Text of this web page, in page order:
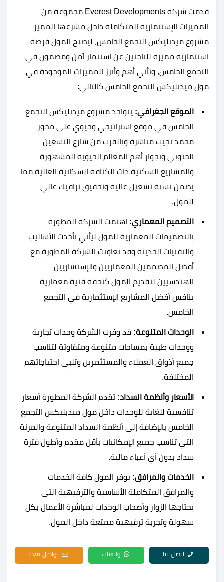
قدمت شركة Everest Developments مجموعة من
المميزات الإستثمارية المتكاملة داخل مشرعها المميز
مشروع ميدبليكس التجمع الخامس، ليصبح المول فرصة
استثمارية مميزة للباحثين عن استثمار آمن ومضمون في
التجمع الخامس، وتأتي أهم وأبرز المميزات الموجودة في
مول ميدبليكس التجمع الخامس كالتالي:
الموقع الجغرافي: يتواجد مشروع ميدبليكس التجمع
الخامس في موقع استراتيجي وحيوي على محور
محمد نجيب مباشرة وبالقرب من شارع التسعين
الجنوبي وبجوار أهم المعالم الحيوية المشهورة
والمشاريع السكنية ذات الكثافة السكانية العالية مما
يضمن نسبة تشغيل عالية وتحقيق ترافيك عالي
للمول.
التصميم المعماري: اهتمت الشركة المطورة
بالتصميمات المعمارية للمول ليأتي بأحدث الأساليب
والتقنيات الحديثة وقد تعاونت الشركة المطورة مع
أفضل المصممين المعماريين والإستشاريين
الهتدسيين لتقديم المول كتحفة فنية معمارية
ينافس أفضل المشاريع الإستثمارية في التجمع
الخامس.
الوحدات المتنوعة: قد وفرت الشركة وحدات تجارية
ووحدات طبية بمساحات متنوعة ومتفاوتة لتناسب
جميع أذواق العملاء والمستثمرين وتلبي احتياجاتهم
المختلفة.
الأسعار وأنظمة السداد: تقدم الشركة المطورة أسعار
تنافسية للغاية للوحدات داخل مول ميدبليكس التجمع
الخامس بالإضافة إلى أنظمة السداد المتنوعة والمرنة
التي تناسب جميع الإمكانيات بأقل مقدم وأطول فترة
سداد بدون أي أعباء مالية.
الخدمات والمرافق: يوفر المول كافة الخدمات
والمرافق المتكاملة الأساسية والترفيهية التي
يحتاجها الزوار وأصحاب الوحدات لمباشرة الأعمال بكل
سهولة وتجربة ترفيهية ممتعة داخل المول.
اتصل بنا واتساب تواصل معنا